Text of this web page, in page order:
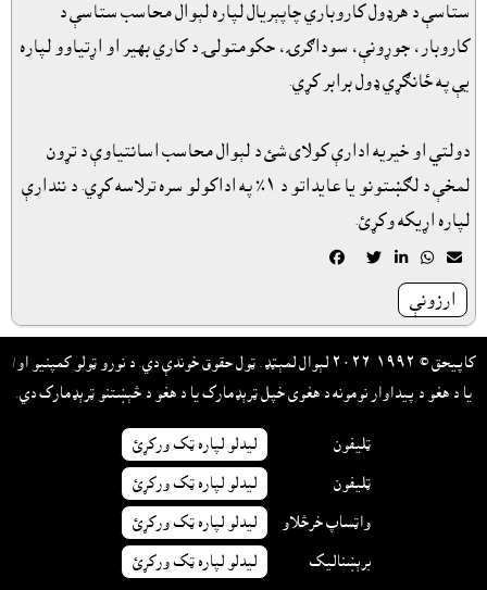
ستاسې د هرډول کاروباري چاپېريال لپاره لېوال محاسب ستاسې د
کاروبار، جوړونې، سوداګرۍ، حکومتولۍ د کاري بهير او اړتياوو لپاره
يې په ځانګړي ډول برابر کړي.
دولتي او خيريه ادارې کولاى شئ د لېوال محاسب اسانتياوې د تړون
لمخې د لګښتونو يا عايداتو د ١٪ په اداکولو سره ترلاسه کړي. د نندارې
لپاره اړيکه وکړئ.
    
ارزونې
کاپيحق © ١٩٩٢-٢٠٢٦ لېوال لمېټډ. ټول حقوق خوندې دي. د نورو ټولو کمپنيو او/
يا د هغو د پيداوار نومونه د هغوى خپل ټرېډمارک يا د هغو د څېښتنو ټرېډمارک دي.
ټليفون ليدلو لپاره ټک ورکړئ
ټليفون ليدلو لپاره ټک ورکړئ
واټساپ خرڅلاو ليدلو لپاره ټک ورکړئ
برېښناليک ليدلو لپاره ټک ورکړئ